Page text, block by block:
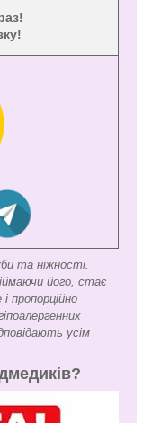
та ніжності.
його, стає
пропорційно
усім